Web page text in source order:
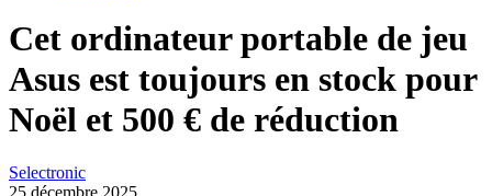
Cet ordinateur portable de jeu
Asus est toujours en stock pour
Noël et 500 € de réduction
Selectronic